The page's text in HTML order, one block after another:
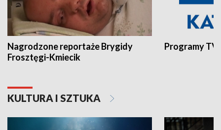
Nagrodzone reportaże Brygidy
Frosztęgi-Kmiecik
Programy
KULTURA I SZTUKA